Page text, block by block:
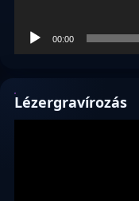
00:00
Lézergravírozás